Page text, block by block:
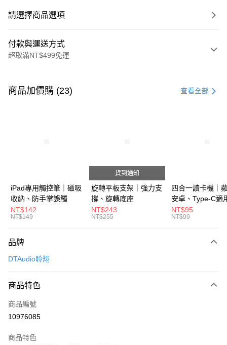
請選擇商品選項
付款與運送方式
超取滿NT$499免運
信用卡一次付款
悠遊付
Google Pay
ATM付款
運送方式
全家取貨付款
每筆NT$60，滿NT$499(含以上)免運費
每筆NT$60，滿NT$598(含以上)免運費
商品加價購 (23) 查看全部
iPad專用觸控筆｜磁吸
收納、防手掌誤觸
NT$142
NT$149
貨到通知
旋轉平板支架｜強力支
撐、旋轉底座
NT$243
NT$255
四合一讀卡機｜
安卓、Type-C適
NT$95
NT$99
品牌
DTAudio聆翔
商品特色
商品編號
10976085
商品特色